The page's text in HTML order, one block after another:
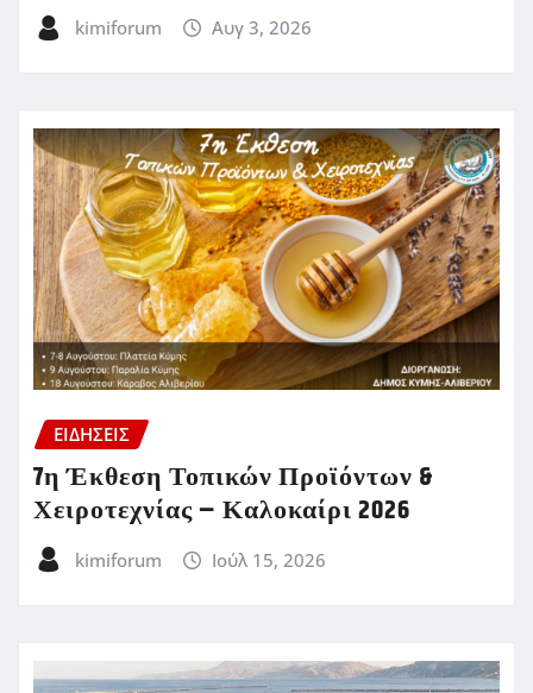
kimiforum Αυγ 3, 2026
ΕΙΔΗΣΕΙΣ
7η Έκθεση Τοπικών Προϊόντων &
Χειροτεχνίας – Καλοκαίρι 2026
kimiforum Ιούλ 15, 2026